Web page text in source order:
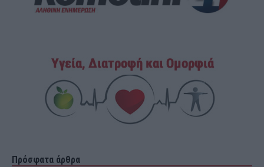
Πρόσφατα άρθρα